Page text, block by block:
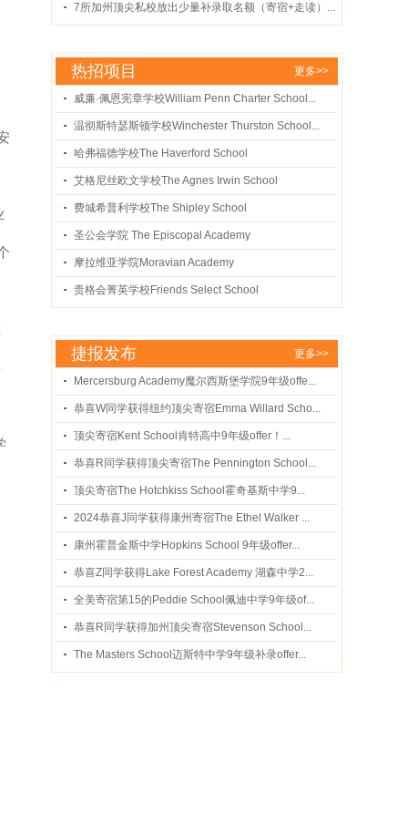
7所加州顶尖私校放出少量补录取名额（寄宿+走读）...
热招项目 更多>>
威廉·佩恩宪章学校William Penn Charter School...
温彻斯特瑟斯顿学校Winchester Thurston School...
哈弗福德学校The Haverford School
艾格尼丝欧文学校The Agnes Irwin School
费城希普利学校The Shipley School
圣公会学院 The Episcopal Academy
摩拉维亚学院Moravian Academy
贵格会菁英学校Friends Select School
捷报发布 更多>>
Mercersburg Academy魔尔西斯堡学院9年级offe...
恭喜W同学获得纽约顶尖寄宿Emma Willard Scho...
顶尖寄宿Kent School肯特高中9年级offer！...
恭喜R同学获得顶尖寄宿The Pennington School...
顶尖寄宿The Hotchkiss School霍奇基斯中学9...
2024恭喜J同学获得康州寄宿The Ethel Walker ...
康州霍普金斯中学Hopkins School 9年级offer...
恭喜Z同学获得Lake Forest Academy 湖森中学2...
全美寄宿第15的Peddie School佩迪中学9年级of...
恭喜R同学获得加州顶尖寄宿Stevenson School...
The Masters School迈斯特中学9年级补录offer...